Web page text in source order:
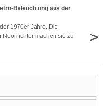
Beleuchtung aus der
1970er Jahre. Die
Neonlichter machen sie zu
>